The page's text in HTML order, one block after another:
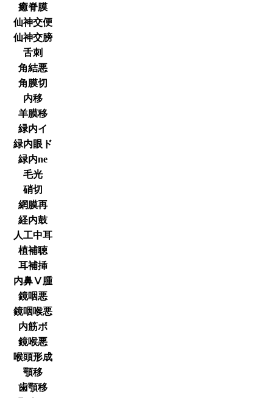
癒脊膜
仙神交便
仙神交膀
舌刺
角結悪
角膜切
内移
羊膜移
緑内イ
緑内眼ド
緑内ne
毛光
硝切
網膜再
経内鼓
人工中耳
植補聴
耳補挿
内鼻Ⅴ腫
鏡咽悪
鏡咽喉悪
内筋ボ
鏡喉悪
喉頭形成
顎移
歯顎移